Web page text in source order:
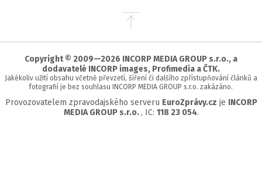
Přejít
stránky
Copyright © 2009—2026 INCORP MEDIA GROUP s.r.o., a
dodavatelé INCORP images, Profimedia a ČTK.
Jakékoliv užití obsahu včetně převzetí, šíření či dalšího zpřístupňování článků a
fotografií je bez souhlasu INCORP MEDIA GROUP s.r.o. zakázáno.
Provozovatelem zpravodajského serveru EuroZprávy.cz je INCORP
MEDIA GROUP s.r.o., IC: 118 23 054.